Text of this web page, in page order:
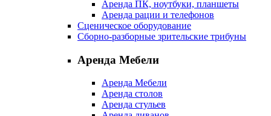
Аренда ПК, ноутбуки, планшеты
Аренда рации и телефонов
Сценическое оборудование
Сборно-разборные зрительские трибуны
Аренда Мебели
Аренда Мебели
Аренда столов
Аренда стульев